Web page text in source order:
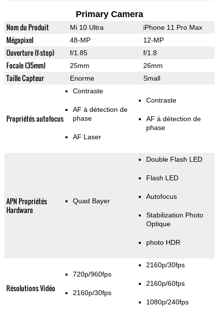
Primary Camera
Nom du Produit Mi 10 Ultra iPhone 11 Pro Max
Mégapixel 48-MP 12-MP
Ouverture (f-stop) f/1.85 f/1.8
Focale (35mm) 25mm 26mm
Taille Capteur Enorme Small
Propriétés autofocus
Contraste
AF à détection de
phase
AF Laser
Contraste
AF à détection de
phase
APN Propriétés
Hardware
Quad Bayer
Double Flash LED
Flash LED
Autofocus
Stabilization Photo
Optique
photo HDR
Résolutions Vidéo
720p/960fps
2160p/30fps
2160p/30fps
2160p/60fps
1080p/240fps